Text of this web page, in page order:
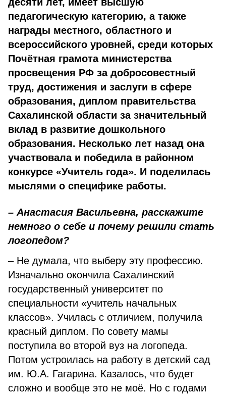
педагогическую категорию, а также
награды местного, областного и
всероссийского уровней, среди которых
Почётная грамота министерства
просвещения РФ за добросовестный
труд, достижения и заслуги в сфере
образования, диплом правительства
Сахалинской области за значительный
вклад в развитие дошкольного
образования. Несколько лет назад она
участвовала и победила в районном
конкурсе «Учитель года». И поделилась
мыслями о специфике работы.
– Анастасия Васильевна, расскажите
немного о себе и почему решили стать
логопедом?
– Не думала, что выберу эту профессию.
Изначально окончила Сахалинский
государственный университет по
специальности «учитель начальных
классов». Училась с отличием, получила
красный диплом. По совету мамы
поступила во второй вуз на логопеда.
Потом устроилась на работу в детский сад
им. Ю.А. Гагарина. Казалось, что будет
сложно и вообще это не моё. Но с годами